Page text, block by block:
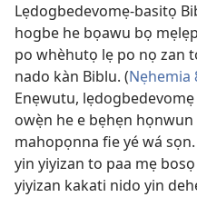
Lẹdogbedevomẹ-basitọ
hogbe he bọawu bọ
po whèhutọ lẹ po nọ zan
nado kàn Biblu. (Nẹhemia
Enẹwutu,
owẹ̀n he e bẹhẹn
mahopọnna fie yé wá
yin yiyizan to paa mẹ
yiyizan kakati nido yin